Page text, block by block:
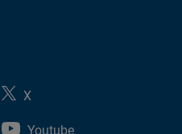
X
Youtube